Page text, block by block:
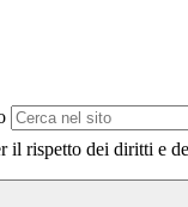
il rispetto dei diritti e